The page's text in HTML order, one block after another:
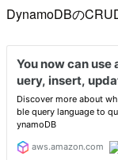
DynamoDBの